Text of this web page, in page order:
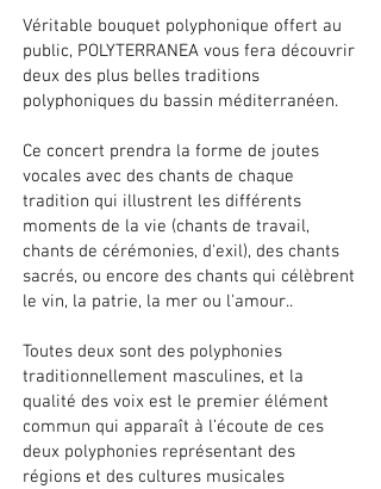
Véritable bouquet polyphonique offert au
public, POLYTERRANEA vous fera découvrir
deux des plus belles traditions
polyphoniques du bassin méditerranéen.
Ce concert prendra la forme de joutes
vocales avec des chants de chaque
tradition qui illustrent les différents
moments de la vie (chants de travail,
chants de cérémonies, d'exil), des chants
sacrés, ou encore des chants qui célèbrent
le vin, la patrie, la mer ou l'amour..
Toutes deux sont des polyphonies
traditionnellement masculines, et la
qualité des voix est le premier élément
commun qui apparaît à l’écoute de ces
deux polyphonies représentant des
régions et des cultures musicales